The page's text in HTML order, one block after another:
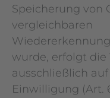
Speicherung von
vergleichbaren
wurde, erfolgt die
ausschließlich
Einwilligung (Art.